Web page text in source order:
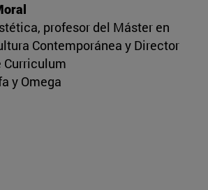
profesor del Máster en
Contemporánea y Director
Curriculum
y Omega